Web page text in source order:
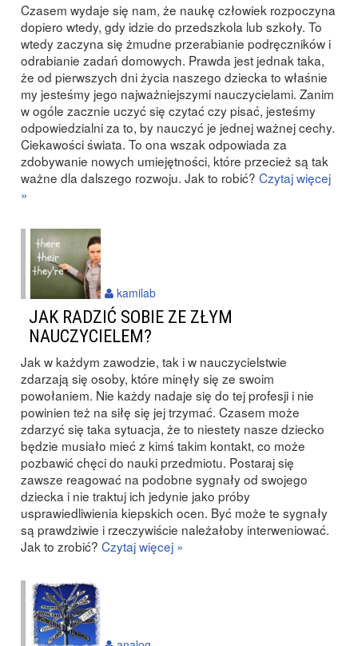
Czasem wydaje się nam, że naukę człowiek rozpoczyna
dopiero wtedy, gdy idzie do przedszkola lub szkoły. To
wtedy zaczyna się żmudne przerabianie podręczników i
odrabianie zadań domowych. Prawda jest jednak taka,
że od pierwszych dni życia naszego dziecka to właśnie
my jesteśmy jego najważniejszymi nauczycielami. Zanim
w ogóle zacznie uczyć się czytać czy pisać, jesteśmy
odpowiedzialni za to, by nauczyć je jednej ważnej cechy.
Ciekawości świata. To ona wszak odpowiada za
zdobywanie nowych umiejętności, które przecież są tak
ważne dla dalszego rozwoju. Jak to robić? Czytaj więcej
»
JAK RADZIĆ SOBIE ZE ZŁYM
NAUCZYCIELEM?
Jak w każdym zawodzie, tak i w nauczycielstwie
zdarzają się osoby, które minęły się ze swoim
powołaniem. Nie każdy nadaje się do tej profesji i nie
powinien też na siłę się jej trzymać. Czasem może
zdarzyć się taka sytuacja, że to niestety nasze dziecko
będzie musiało mieć z kimś takim kontakt, co może
pozbawić chęci do nauki przedmiotu. Postaraj się
zawsze reagować na podobne sygnały od swojego
dziecka i nie traktuj ich jedynie jako próby
usprawiedliwienia kiepskich ocen. Być może te sygnały
są prawdziwie i rzeczywiście należałoby interweniować.
Jak to zrobić? Czytaj więcej »
kamilab